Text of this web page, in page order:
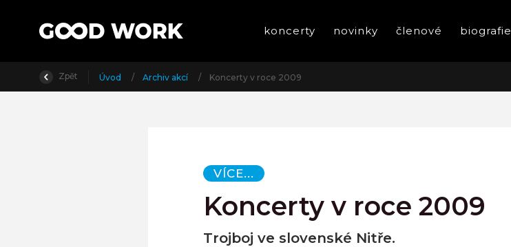
koncerty novinky členové biografie
Zpět Úvod / Archiv akcí / Koncerty v roce 2009
VÍCE...
Koncerty v roce 2009
Trojboj ve slovenské Nitře.